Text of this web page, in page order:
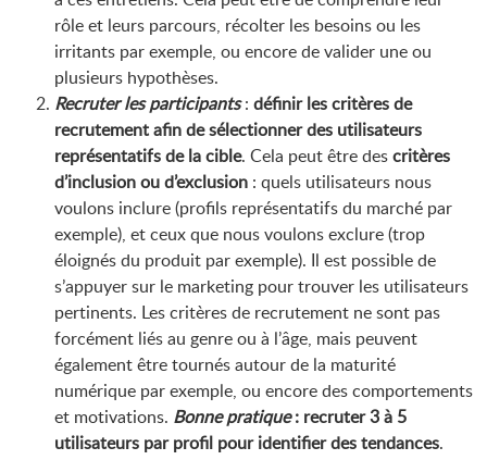
rôle et leurs parcours, récolter les besoins ou les
irritants par exemple, ou encore de valider une ou
plusieurs hypothèses.
Recruter les participants: définir les critères de
recrutement afin de sélectionner des utilisateurs
représentatifs de la cible. Cela peut être descritères
d’inclusion ou d’exclusion : quels utilisateurs nous
voulons inclure (profils représentatifs du marché par
exemple), et ceux que nous voulons exclure (trop
éloignés du produit par exemple). Il est possible de
s’appuyer sur le marketing pour trouver les utilisateurs
pertinents. Les critères de recrutement ne sont pas
forcément liés au genre ou à l’âge, mais peuvent
également être tournés autour de la maturité
numérique par exemple, ou encore des comportements
et motivations. Bonne pratique: recruter 3 à 5
utilisateurs par profil pour identifier des tendances.